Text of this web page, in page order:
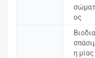
σώματ
ος
Βιοδια
η μίας